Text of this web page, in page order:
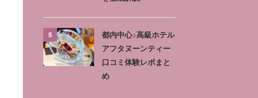
5
都内中心♪高級ホテル
アフタヌーンティー
口コミ体験レポまと
め